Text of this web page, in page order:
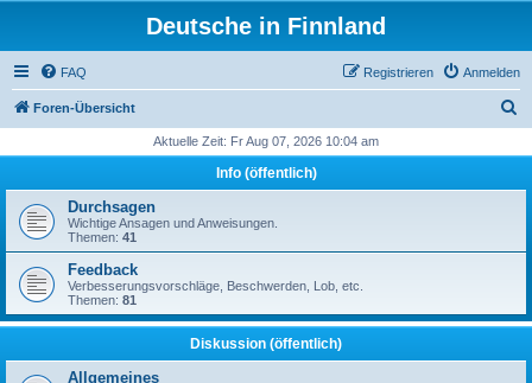
Deutsche in Finnland
FAQ Anmelden
Registrieren
Foren-Übersicht
h
Aktuelle Zeit: Fr Aug 07, 2026 10:04 am
Info (öffentlich)
Durchsagen
Wichtige Ansagen und Anweisungen.
Themen: 41
Feedback
Verbesserungsvorschläge, Beschwerden, Lob, etc.
Themen: 81
Diskussion (öffentlich)
Allgemeines